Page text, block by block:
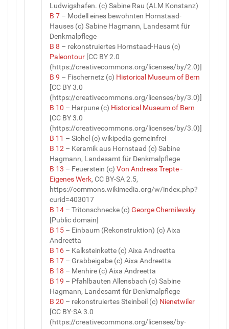
Ludwigshafen. (c) Sabine Rau (ALM Konstanz)
B 7 – Modell eines bewohnten Hornstaad-
Hauses (c) Sabine Hagmann, Landesamt für
Denkmalpflege
B 8 – rekonstruiertes Hornstaad-Haus (c)
Paleontour [CC BY 2.0
(https://creativecommons.org/licenses/by/2.0)]
B 9 – Fischernetz (c) Historical Museum of Bern
[CC BY 3.0
(https://creativecommons.org/licenses/by/3.0)]
B 10 – Harpune (c) Historical Museum of Bern
[CC BY 3.0
(https://creativecommons.org/licenses/by/3.0)]
B 11 – Sichel (c) wikipedia gemeinfrei
B 12 – Keramik aus Hornstaad (c) Sabine
Hagmann, Landesamt für Denkmalpflege
B 13 – Feuerstein (c) Von Andreas Trepte -
Eigenes Werk, CC BY-SA 2.5,
https://commons.wikimedia.org/w/index.php?
curid=403017
B 14 – Tritonschnecke (c) George Chernilevsky
[Public domain]
B 15 – Einbaum (Rekonstruktion) (c) Aixa
Andreetta
B 16 – Kalksteinkette (c) Aixa Andreetta
B 17 – Grabbeigabe (c) Aixa Andreetta
B 18 – Menhire (c) Aixa Andreetta
B 19 – Pfahlbauten Allensbach (c) Sabine
Hagmann, Landesamt für Denkmalpflege
B 20 – rekonstruiertes Steinbeil (c) Nienetwiler
[CC BY-SA 3.0
(https://creativecommons.org/licenses/by-